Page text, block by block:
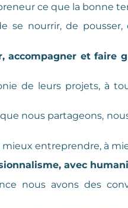
ce que la bonne
se nourrir, de
accompagner et faire
de leurs projets, à
nous partageons,
mieux entreprendre, à
avec
nous avons des